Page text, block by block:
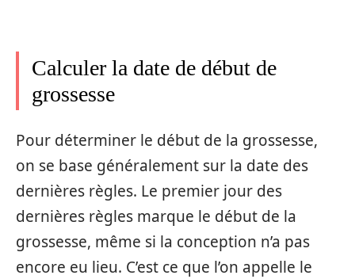
Calculer la date de début de
grossesse
Pour déterminer le début de la grossesse,
on se base généralement sur la date des
dernières règles. Le premier jour des
dernières règles marque le début de la
grossesse, même si la conception n’a pas
encore eu lieu. C’est ce que l’on appelle le